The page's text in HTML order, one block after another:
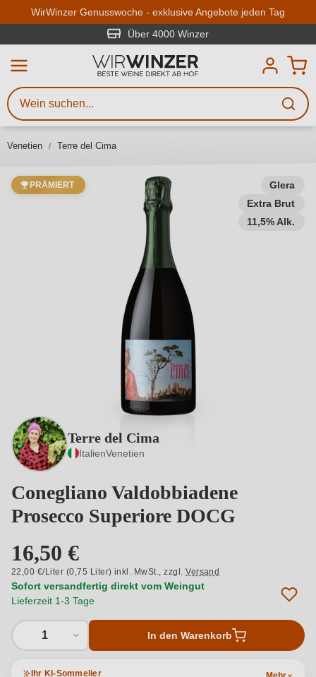
Zum Hauptinhalt springen
WirWinzer Genusswoche - exklusive Angebote jeden Tag
Über 4000 Winzer
Venetien Terre del Cima
Glera
Extra Brut
11,5% Alk.
PRÄMIERT
Terre del Cima
ItalienVenetien
Conegliano Valdobbiadene
Prosecco Superiore DOCG
16,50 €
22,00 €/Liter (0,75 Liter) inkl. MwSt.,zzgl.Versand
Sofort versandfertig direkt vom Weingut
Lieferzeit 1-3 Tage
1 In den Warenkorb
Ihr KI-Sommelier
Mindestens 3 Zeichen eingeben
Beschreiben Sie, welchen Wein
Anlass, Weinnamen, Rebsorte,
Kriterien.